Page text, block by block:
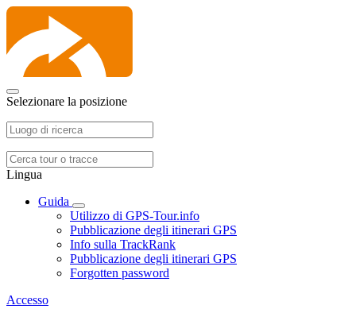
Selezionare la posizione
Lingua
Guida
Utilizzo di GPS-Tour.info
Pubblicazione degli itinerari GPS
Info sulla TrackRank
Pubblicazione degli itinerari GPS
Forgotten password
Accesso